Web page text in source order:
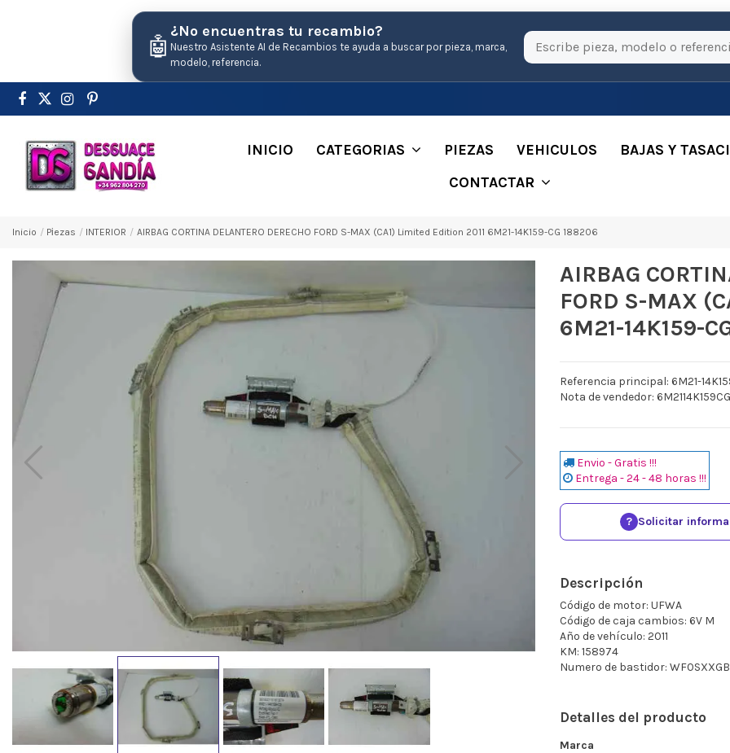
🤖
¿No encuentras tu recambio?
Nuestro Asistente AI de Recambios te ayuda a buscar por pieza, marca,
modelo, referencia.
INICIO CATEGORIAS PIEZAS VEHICULOS
BAJAS Y
CONTACTAR
Inicio Pіezas INTERIOR AIRBAG CORTINA DELANTERO DERECHO FORD S-MAX (CA1) Limited Edition 2011 6M21-14K159-CG 188206
AIRBAG
FORD S-MAX
6M21-14K159-
Referencia principal: 6M21-
Nota de vendedor: 6M2114K159CG
Envio - Gratis !!!
Entrega - 24 - 48 horas !!!
? Solicitar
Descripción
Código de motor: UFWA
Código de caja cambios: 6V M
Año de vehículo: 2011
KM: 158974
Numero de bastidor:
Detalles del producto
Marca